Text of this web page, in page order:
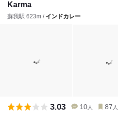
Karma
蘇我駅 623m / インドカレー
3.03 10 人 87 人